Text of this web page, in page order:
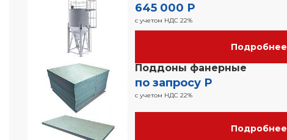
645 000 Р
с учетом НДС 22%
Подробнее
Поддоны фанерные
по запросу Р
с учетом НДС 22%
Подробнее